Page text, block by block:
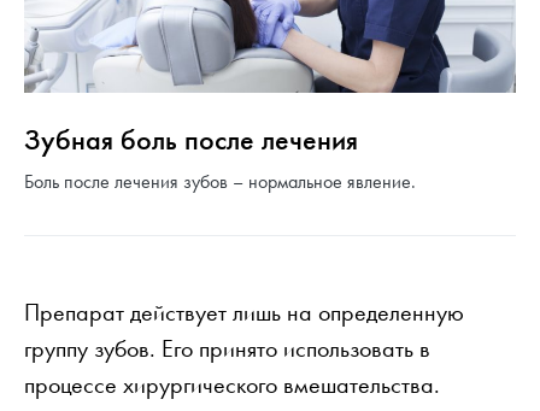
Зубная боль после лечения
Боль после лечения зубов – нормальное явление.
Препарат действует лишь на определенную
группу зубов. Его принято использовать в
процессе хирургического вмешательства.